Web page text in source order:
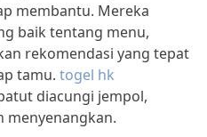
membantu. Mereka
baik tentang menu,
rekomendasi yang tepat
tamu. togel hk
diacungi jempol,
menyenangkan.